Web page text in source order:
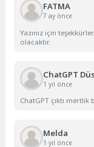
FATMA
7 ay önce
Yazınız için
olacaktır.
ChatGPT
1 yıl önce
ChatGPT çıktı mertlik
Melda
1 yıl önce